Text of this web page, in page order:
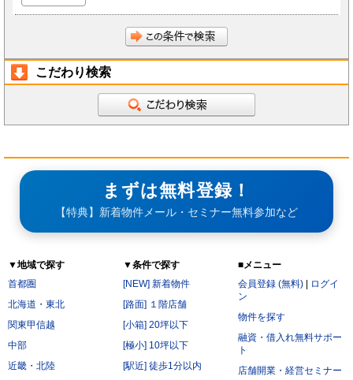
こだわり検索
まずは無料登録！
【特典】新着物件メール・セミナー無料参加など
▼地域で探す
首都圏
北海道・東北
関東甲信越
中部
近畿・北陸
▼条件で探す
[NEW] 新着物件
[路面] １階店舗
[小箱] 20坪以下
[極小] 10坪以下
[駅近] 徒歩1分以内
■メニュー
会員登録 (無料)
ログイ
ン
物件を探す
融資・借入れ無料サポー
ト
店舗開業・経営セミナー